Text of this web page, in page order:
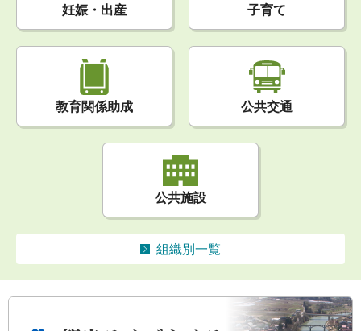
妊娠・出産 子育て
教育関係助成 公共交通
公共施設
組織別一覧